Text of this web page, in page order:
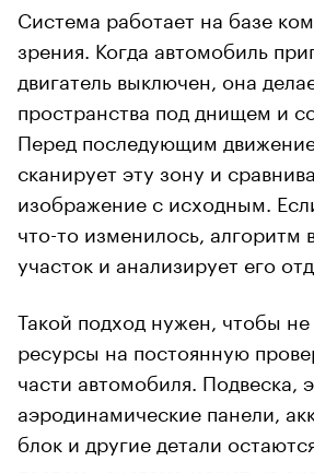
Система работает на базе
зрения. Когда автомобиль
двигатель выключен, она
пространства под днищем и
Перед последующим
сканирует эту зону и
изображение с исходным.
что-то изменилось, алгоритм
участок и анализирует его
Такой подход нужен, чтобы не
ресурсы на постоянную
части автомобиля. Подвеска,
аэродинамические панели,
блок и другие детали